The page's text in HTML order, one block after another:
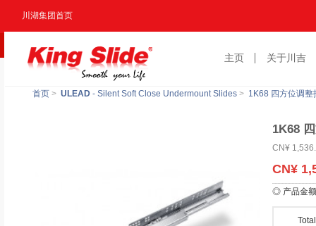
川湖集团首页
主页 关于川吉
首页 > ULEAD - Silent Soft Close Undermount Slides > 1K68 四方位调
1K68
CN¥
CN¥
◎ 产品金